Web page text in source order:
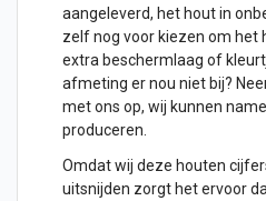
aangeleverd, het hout in
zelf nog voor kiezen om het
extra beschermlaag of
afmeting er nou niet bij?
met ons op, wij kunnen
produceren.
Omdat wij deze houten
uitsnijden zorgt het ervoor